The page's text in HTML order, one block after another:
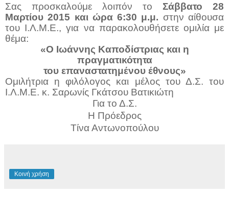
Σας προσκαλούμε λοιπόν το Σάββατο 28
Μαρτίου 2015 και ώρα 6:30 μ.μ. στην αίθουσα
του Ι.Λ.Μ.Ε., για να παρακολουθήσετε ομιλία με
θέμα:
«Ο Ιωάννης Καποδίστριας και η
πραγματικότητα
του επαναστατημένου έθνους»
Ομιλήτρια η φιλόλογος και μέλος του Δ.Σ. του
Ι.Λ.Μ.Ε. κ. Σαρωνίς Γκάτσου Βατικιώτη
Για το Δ.Σ.
Η Πρόεδρος
Τίνα Αντωνοπούλου
Κοινή χρήση